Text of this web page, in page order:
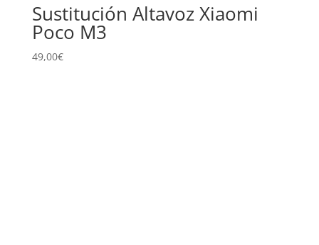
Sustitución Altavoz Xiaomi
Poco M3
49,00€